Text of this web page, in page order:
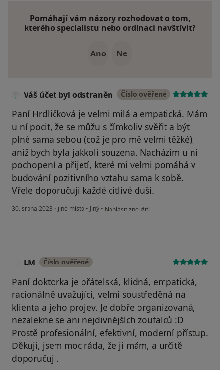
Pomáhají vám názory rozhodovat o tom,
kterého specialistu nebo ordinaci navštívit?
Ano Ne
Váš účet byl odstraněn Číslo ověřené
Paní Hrdličková je velmi milá a empatická. Mám
u ní pocit, že se můžu s čímkoliv svěřit a být
plně sama sebou (což je pro mě velmi těžké),
aniž bych byla jakkoli souzena. Nacházím u ní
pochopení a přijetí, které mi velmi pomáhá v
budování pozitivního vztahu sama k sobě.
Vřele doporučuji každé citlivé duši.
30. srpna 2023 • jiné místo • Jiný • podle názoru uživatele Váš účet byl
Nahlásit zneužití
LM Číslo ověřené
Paní doktorka je přátelská, klidná, empatická,
racionálně uvažující, velmi soustředěná na
klienta a jeho projev. Je dobře organizovaná,
nezalekne se ani nejdivnějších zoufalců :D
Prostě profesionální, efektivní, moderní přístup.
Děkuji, jsem moc ráda, že ji mám, a určitě
doporučuji.